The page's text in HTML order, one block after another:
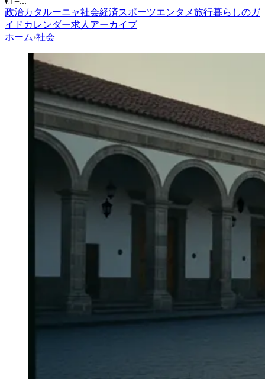
政治カタルーニャ社会経済スポーツエンタメ旅行暮らしのガ
イド カレンダー求人 アーカイブ
ホーム›社会